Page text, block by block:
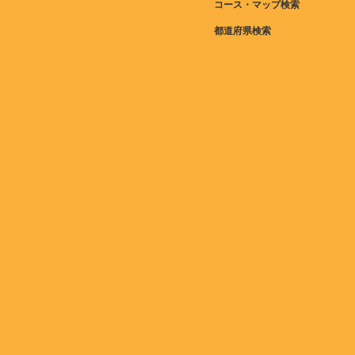
コース・マップ検索
都道府県検索